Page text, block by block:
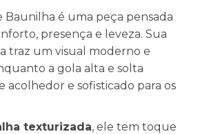
Baunilha é uma peça pensada
presença e leveza. Sua
traz um visual moderno e
a gola alta e solta
acolhedor e sofisticado para os
texturizada, ele tem toque